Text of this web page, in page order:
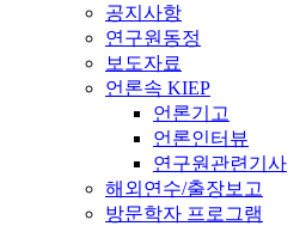
공지사항
연구원동정
보도자료
언론속 KIEP
언론기고
언론인터뷰
연구원관련기사
해외연수/출장보고
방문학자 프로그램